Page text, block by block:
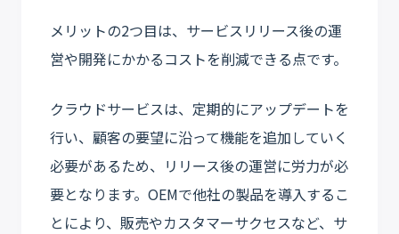
メリットの2つ目は、サービスリリース後の運
営や開発にかかるコストを削減できる点です。
クラウドサービスは、定期的にアップデートを
行い、顧客の要望に沿って機能を追加していく
必要があるため、リリース後の運営に労力が必
要となります。OEMで他社の製品を導入するこ
とにより、販売やカスタマーサクセスなど、サ